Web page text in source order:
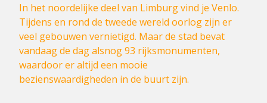
In het noordelijke deel van Limburg vind je Venlo.
Tijdens en rond de tweede wereld oorlog zijn er
veel gebouwen vernietigd. Maar de stad bevat
vandaag de dag alsnog 93 rijksmonumenten,
waardoor er altijd een mooie
bezienswaardigheden in de buurt zijn.